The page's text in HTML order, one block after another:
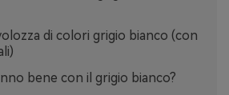
di colori grigio bianco (con
bene con il grigio bianco?